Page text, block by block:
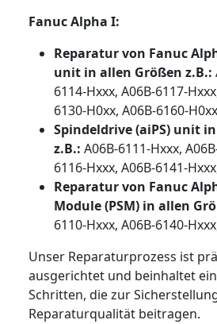
Fanuc Alpha I:
Reparatur von Fanuc
unit in allen Größen z.B.:
6114-Hxxx, A06B-6117-
6130-H0xx, A06B-6160-
Spindeldrive (aiPS) unit
z.B.: A06B-6111-Hxxx,
6116-Hxxx, A06B-6141-
Reparatur von Fanuc
Module (PSM) in allen
6110-Hxxx, A06B-6140-
Unser Reparaturprozess ist
ausgerichtet und beinhaltet
Schritten, die zur
Reparaturqualität beitragen.